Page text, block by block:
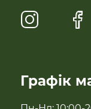
Графік
Натуральні
Готова їжа